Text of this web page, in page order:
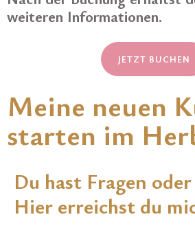
weiteren Informationen.
JETZT BUCHEN
Meine neuen
starten im
Du hast Fragen
Hier erreichst du